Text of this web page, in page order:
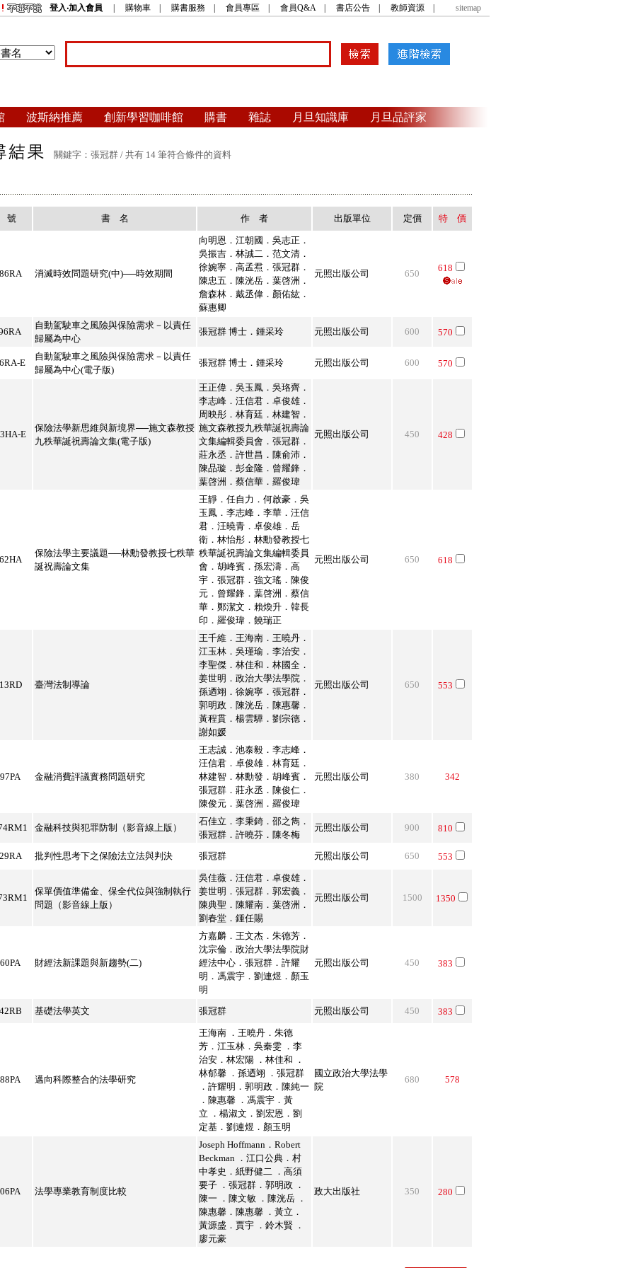
登入‧加入會員 購物車 購書服務 會員專區 會員Q&A| 書店公告 教師資源 sitemap
波斯納推薦 創新學習咖啡館 購書 雜誌 月旦知識庫 月旦品評家
關鍵字：張冠群 / 共有 14 筆符合條件的資料
號 書 名 作 者 出版單位 定價 特 價
消滅時效問題研究(中)──時效期間
向明恩．江朝國．吳志正．
吳振吉．林誠二．范文清．
徐婉寧．高孟焄．張冠群．
陳忠五．陳洸岳．葉啓洲．
詹森林．戴丞偉．顏佑紘．
蘇惠卿
元照出版公司 650
618
自動駕駛車之風險與保險需求－以責任
歸屬為中心
張冠群 博士．鍾采玲 元照出版公司 600 570
E
自動駕駛車之風險與保險需求－以責任
歸屬為中心(電子版)
張冠群 博士．鍾采玲 元照出版公司 600 570
E
保險法學新思維與新境界──施文森教授
九秩華誕祝壽論文集(電子版)
王正偉．吳玉鳳．吳珞齊．
李志峰．汪信君．卓俊雄．
周映彤．林育廷．林建智．
施文森教授九秩華誕祝壽論
文集編輯委員會．張冠群．
莊永丞．許世昌．陳俞沛．
陳品璇．彭金隆．曾耀鋒．
葉啓洲．蔡信華．羅俊瑋
元照出版公司 450 428
保險法學主要議題──林勳發教授七秩華
誕祝壽論文集
王靜．任自力．何啟豪．吳
玉鳳．李志峰．李華．汪信
君．汪曉青．卓俊雄．岳
衛．林怡彤．林勳發教授七
秩華誕祝壽論文集編輯委員
會．胡峰賓．孫宏濤．高
宇．張冠群．強文瑤．陳俊
元．曾耀鋒．葉啓洲．蔡信
華．鄭潔文．賴煥升．韓長
印．羅俊瑋．饒瑞正
元照出版公司 650 618
臺灣法制導論
王千維．王海南．王曉丹．
江玉林．吳瑾瑜．李治安．
李聖傑．林佳和．林國全．
姜世明．政治大學法學院．
孫迺翊．徐婉寧．張冠群．
郭明政．陳洸岳．陳惠馨．
黃程貫．楊雲驊．劉宗德．
謝如媛
元照出版公司 650 553
金融消費評議實務問題研究
王志誠．池泰毅．李志峰．
汪信君．卓俊雄．林育廷．
林建智．林勳發．胡峰賓．
張冠群．莊永丞．陳俊仁．
陳俊元．葉啓洲．羅俊瑋
元照出版公司 380 342
金融科技與犯罪防制（影音線上版）
石佳立．李秉錡．邵之雋．
張冠群．許曉芬．陳冬梅
元照出版公司 900 810
批判性思考下之保險法立法與判決 張冠群 元照出版公司 650 553
保單價值準備金、保全代位與強制執行
問題（影音線上版）
吳佳薇．汪信君．卓俊雄．
姜世明．張冠群．郭宏義．
陳典聖．陳耀南．葉啓洲．
劉春堂．鍾任賜
元照出版公司 1500 1350
財經法新課題與新趨勢(二)
方嘉麟．王文杰．朱德芳．
沈宗倫．政治大學法學院財
經法中心．張冠群．許耀
明．馮震宇．劉連煜．顏玉
明
元照出版公司 450 383
基礎法學英文 張冠群 元照出版公司 450 383
邁向科際整合的法學研究
王海南 ．王曉丹．朱德
芳．江玉林．吳秦雯 ．李
治安．林宏陽 ．林佳和 ．
林郁馨 ．孫迺翊 ．張冠群
．許耀明．郭明政．陳純一
．陳惠馨 ．馮震宇．黃
立 ．楊淑文．劉宏恩．劉
定基．劉連煜．顏玉明
國立政治大學法學
院
680 578
法學專業教育制度比較
Joseph Hoffmann．Robert
Beckman ．江口公典．村
中孝史．紙野健二 ．高須
要子 ．張冠群．郭明政 ．
陳一 ．陳文敏 ．陳洸岳 ．
陳惠馨．陳惠馨 ．黃立．
黃源盛．賈宇 ．鈴木賢 ．
廖元豪
政大出版社 350 280